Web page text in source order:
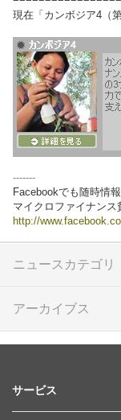
現在「カンボジア4（
-------
Facebookでも随時情
マイクロファイナン
http://
ニュースカテゴリ
アーカイブス
サービス